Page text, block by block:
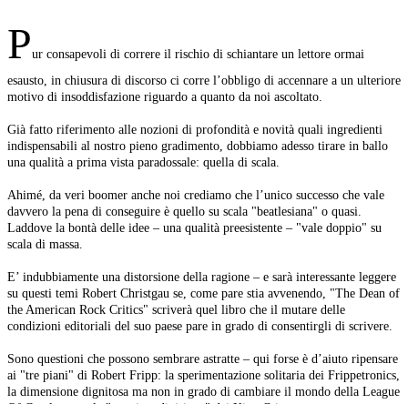
Pur consapevoli di correre il rischio di schiantare un lettore ormai
esausto, in chiusura di discorso ci corre l’obbligo di accennare a un ulteriore
motivo di insoddisfazione riguardo a quanto da noi ascoltato.
Già fatto riferimento alle nozioni di profondità e novità quali ingredienti
indispensabili al nostro pieno gradimento, dobbiamo adesso tirare in ballo
una qualità a prima vista paradossale: quella di scala.
Ahimé, da veri boomer anche noi crediamo che l’unico successo che vale
davvero la pena di conseguire è quello su scala "beatlesiana" o quasi.
Laddove la bontà delle idee – una qualità preesistente – "vale doppio" su
scala di massa.
E’ indubbiamente una distorsione della ragione – e sarà interessante leggere
su questi temi Robert Christgau se, come pare stia avvenendo, "The Dean of
the American Rock Critics" scriverà quel libro che il mutare delle
condizioni editoriali del suo paese pare in grado di consentirgli di scrivere.
Sono questioni che possono sembrare astratte – qui forse è d’aiuto ripensare
ai "tre piani" di Robert Fripp: la sperimentazione solitaria dei Frippetronics,
la dimensione dignitosa ma non in grado di cambiare il mondo della League